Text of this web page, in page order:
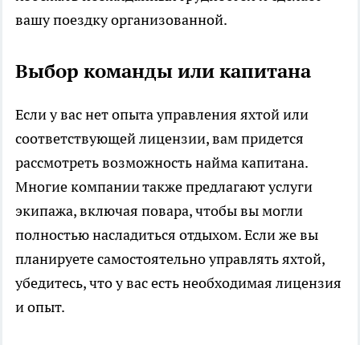
вашу поездку организованной.
Выбор команды или капитана
Если у вас нет опыта управления яхтой или
соответствующей лицензии, вам придется
рассмотреть возможность найма капитана.
Многие компании также предлагают услуги
экипажа, включая повара, чтобы вы могли
полностью насладиться отдыхом. Если же вы
планируете самостоятельно управлять яхтой,
убедитесь, что у вас есть необходимая лицензия
и опыт.